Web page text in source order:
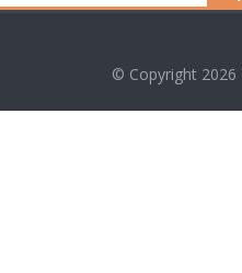
© Copyright 2026